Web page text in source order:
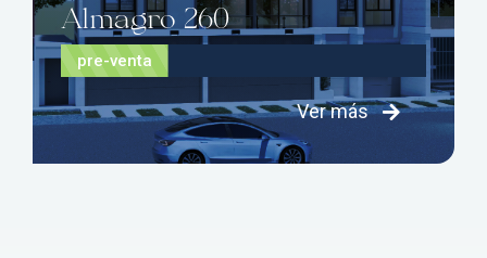
Almagro 260
pre-venta
Ver más